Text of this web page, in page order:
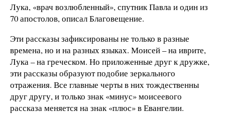
Лука, «врач возлюбленный», спутник Павла и один из
70 апостолов, описал Благовещение.
Эти рассказы зафиксированы не только в разные
времена, но и на разных языках. Моисей – на иврите,
Лука – на греческом. Но приложенные друг к дружке,
эти рассказы образуют подобие зеркального
отражения. Все главные черты в них тождественны
друг другу, и только знак «минус» моисеевого
рассказа меняется на знак «плюс» в Евангелии.